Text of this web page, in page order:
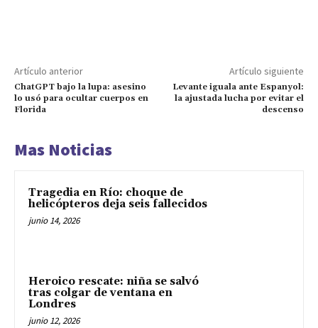
Artículo anterior
ChatGPT bajo la lupa: asesino
lo usó para ocultar cuerpos en
Florida
Artículo siguiente
Levante iguala ante Espanyol:
la ajustada lucha por evitar el
descenso
Mas Noticias
Tragedia en Río: choque de
helicópteros deja seis fallecidos
junio 14, 2026
Heroico rescate: niña se salvó
tras colgar de ventana en
Londres
junio 12, 2026